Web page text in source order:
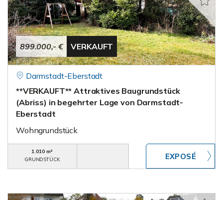
899.000,- € VERKAUFT
Darmstadt-Eberstadt
**VERKAUFT** Attraktives Baugrundstück
(Abriss) in begehrter Lage von Darmstadt-
Eberstadt
Wohngrundstück
1.010 m²
GRUNDSTÜCK